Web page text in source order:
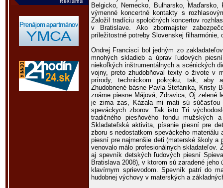
Belgicko, Nemecko, Bulharsko,
výmenné koncertné kontakty s
Založil tradíciu spoločných koncertov
v Bratislave. Ako zbormajster
príležitostné potreby Slovenskej filharmónie,
Ondrej Francisci bol jedným zo
mnohých skladieb a úprav ľudových
niekoľkých inštrumentálnych a scénických
vojny, preto zhudobňoval texty o živote v
prírody, technickom pokroku, tak, aby
Zhudobnené básne Pavla Štefánika, Kristy
známe piesne Májová, Zdravica, Oj zelené
je zima zas, Kázala mi mati sú súčasťou
speváckych zborov. Tak isto Tri
tradičného piesňového fondu mužských
Skladateľská aktivita, písanie piesní pre
zboru s nedostatkom speváckeho materiálu
piesní pre najmenšie deti (materské školy a
venovalo málo profesionálnych skladateľov.
aj spevník detských ľudových piesní
Bratislava 2008), v ktorom sú zaradené
klavírnym sprievodom. Spevník patrí do
hudobnej výchovy v materských a